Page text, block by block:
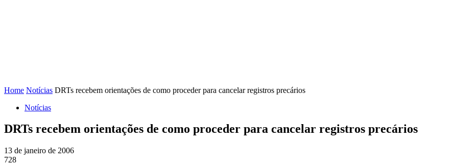
Home Notícias DRTs recebem orientações de como proceder para cancelar registros precários
Notícias
DRTs recebem orientações de como proceder para cancelar registros precários
13 de janeiro de 2006
728